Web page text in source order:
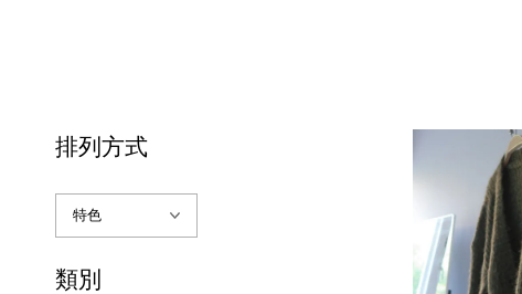
排列方式
類別